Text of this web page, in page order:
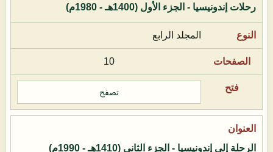
رحلات إندونيسيا - الجزء الأول (1400هـ - 1980م)
المجلد الرابع
10
تصفح
الرحلة إلى إندونيسيا - الجزء الثاني (1410هـ - 1990م)